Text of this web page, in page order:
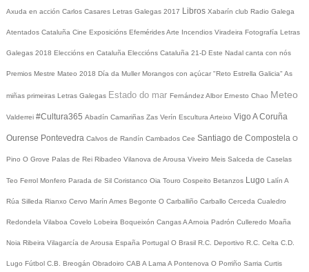
Axuda en acción Carlos Casares Letras Galegas 2017 Libros Xabarín club Radio Galega
Atentados Cataluña Cine Exposicións EfeméridesArte Incendios Viradeira Fotografía Letras
Galegas 2018 Eleccións en Cataluña Eleccións Cataluña 21-D Este Nadal canta con nós
Premios Mestre Mateo 2018 Día da Muller Morangos con açúcar "Reto Estrella Galicia" As
miñas primeiras Letras Galegas Estado do mar Fernández Albor Ernesto Chao Meteo
Valderrei #Cultura365 Abadín Camariñas Zas Verín Escultura Arteixo Vigo A Coruña
Ourense Pontevedra Calvos de Randín Cambados Cee Santiago de Compostela O
Pino O Grove Palas de Rei Ribadeo Vilanova de Arousa Viveiro Meis Salceda de Caselas
Teo Ferrol Monfero Parada de Sil Coristanco Oia Touro Cospeito Betanzos Lugo Lalín A
Rúa Silleda Rianxo Cervo Marín Ames Begonte O Carballiño Carballo Cerceda Cualedro
Redondela Vilaboa Covelo Lobeira Boqueixón CangasA Arnoia Padrón Culleredo Moaña
Noia Ribeira Vilagarcía de Arousa España Portugal O Brasil R.C. Deportivo R.C. Celta C.D.
Lugo Fútbol C.B. Breogán Obradoiro CAB A Lama A Pontenova O Porriño Sarria Curtis